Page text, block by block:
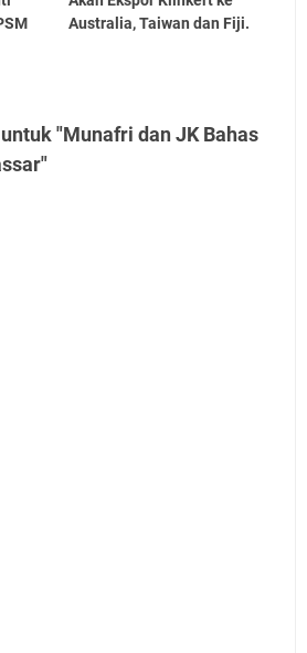
Australia, Taiwan dan Fiji.
"Munafri dan JK Bahas